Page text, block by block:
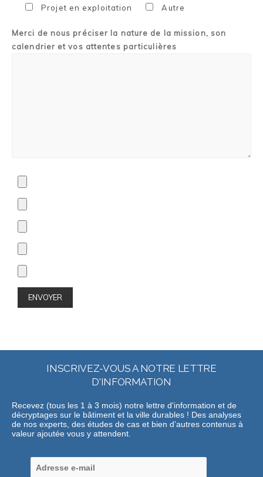
Projet en exploitation
Autre
Merci de nous préciser la nature de la mission, son
calendrier et vos attentes particulières
INSCRIVEZ-VOUS A NOTRE LETTRE
D'INFORMATION
Recevez (tous les 1 à 3 mois) notre lettre d'information et de
décryptages sur le bâtiment et la ville durables ! Des analyses
de nos experts, des études de cas et bien d’autres contenus à
valeur ajoutée vous y attendent.